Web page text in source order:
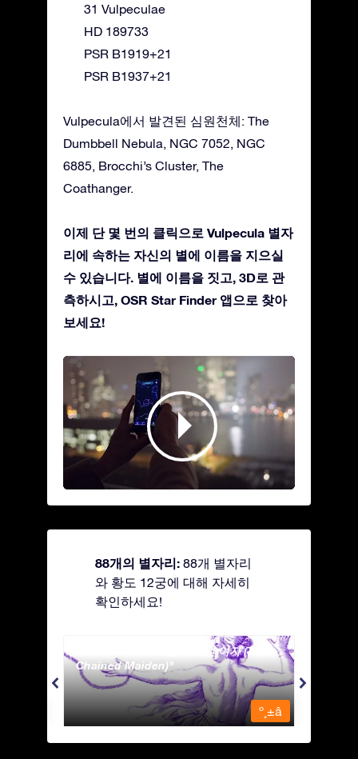
31 Vulpeculae
HD 189733
PSR B1919+21
PSR B1937+21
Vulpecula에서 발견된 심원천체: The
Dumbbell Nebula, NGC 7052, NGC
6885, Brocchi’s Cluster, The
Coathanger.
이제 단 몇 번의 클릭으로 Vulpecula 별자
리에 속하는 자신의 별에 이름을 지으실
수 있습니다. 별에 이름을 짓고, 3D로 관
측하시고, OSR Star Finder 앱으로 찾아
보세요!
88개의 별자리: 88개 별자리
와 황도 12궁에 대해 자세히
확인하세요!
Andromeda - 사슬에 묶인 여자 (The
Chained Maiden)
º¸±â